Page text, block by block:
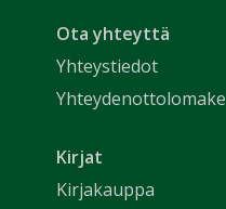
Ota yhteyttä
Yhteystiedot
Yhteydenottolomake
Kirjat
Kirjakauppa